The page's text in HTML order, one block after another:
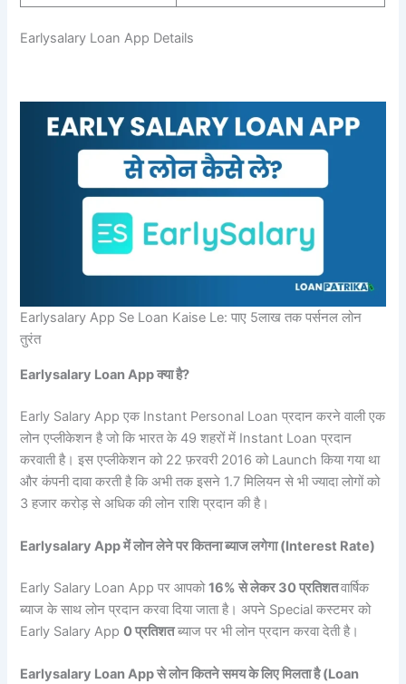
Earlysalary Loan App Details
Earlysalary App Se Loan Kaise Le: पाए 5लाख तक पर्सनल लोन
तुरंत
Earlysalary Loan App क्या है?
Early Salary App एक Instant Personal Loan प्रदान करने वाली एक
लोन एप्लीकेशन है जो कि भारत के 49 शहरों में Instant Loan प्रदान
करवाती है। इस एप्लीकेशन को 22 फ़रवरी 2016 को Launch किया गया था
और कंपनी दावा करती है कि अभी तक इसने 1.7 मिलियन से भी ज्यादा लोगों को
3 हजार करोड़ से अधिक की लोन राशि प्रदान की है।
Earlysalary App में लोन लेने पर कितना ब्याज लगेगा (Interest Rate)
Early Salary Loan App पर आपको16% से लेकर 30 प्रतिशतवार्षिक
ब्याज के साथ लोन प्रदान करवा दिया जाता है। अपने Special कस्टमर को
Early Salary App0 प्रतिशतब्याज पर भी लोन प्रदान करवा देती है।
Earlysalary Loan App से लोन कितने समय के लिए मिलता है (Loan